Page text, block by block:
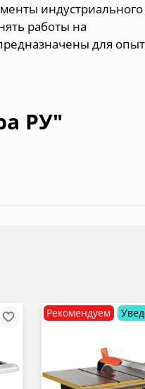
индустриального
работы на
для
РУ"
Рекомендуем